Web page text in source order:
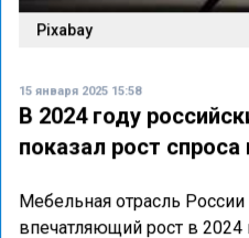
Pixabay
15 января 2025 15:58
В 2024 году
показал рост спроса
Мебельная отрасль
впечатляющий рост в 2024